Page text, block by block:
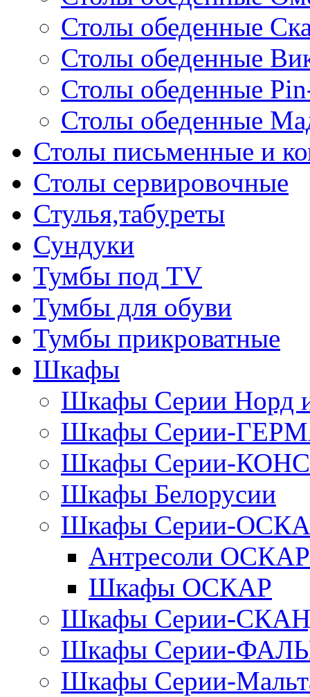
Столы обеденные
Столы обеденные
Столы обеденные
Столы обеденные
Столы письменные и
Столы сервировочные
Стулья,табуреты
Сундуки
Тумбы под TV
Тумбы для обуви
Тумбы прикроватные
Шкафы
Шкафы Серии
Шкафы Серии-
Шкафы Серии-
Шкафы Белорусии
Шкафы Серии-
Антресоли ОСКАР
Шкафы ОСКАР
Шкафы Серии-
Шкафы Серии-
Шкафы Серии-